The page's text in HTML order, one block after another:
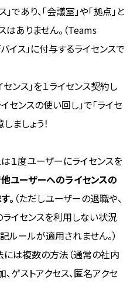
であり、「会議室」や「拠点」と
ありません。（Teams
イス」に付与するライセンスで
ンス」を１ライセンス契約し
センスの使い回し」で「ライセ
ましょう！
１度ユーザーにライセンスを
他ユーザーへのライセンスの
。 （ただしユーザーの退職や、
イセンスを利用しない状況
ルールが適用されません。）
は複数の方法（通常の社内
ゲストアクセス、匿名アクセ